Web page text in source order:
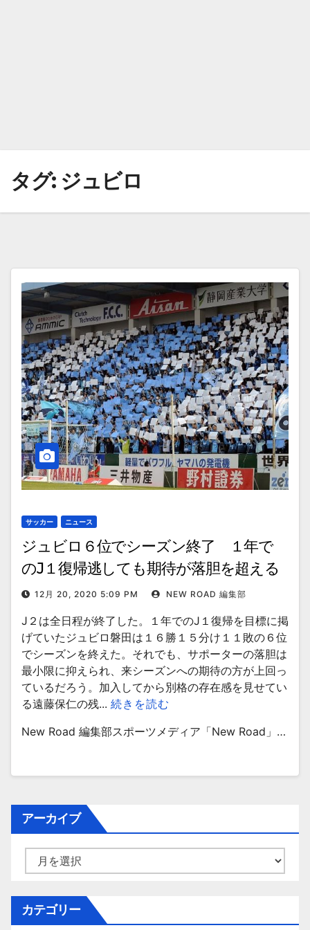
タグ: ジュビロ
サッカー ニュース
ジュビロ６位でシーズン終了 １年で
のJ１復帰逃しても期待が落胆を超える
わけ
12月 20, 2020 5:09 PM NEW ROAD 編集部
J２は全日程が終了した。１年でのJ１復帰を目標に掲
げていたジュビロ磐田は１６勝１５分け１１敗の６位
でシーズンを終えた。それでも、サポーターの落胆は
最小限に抑えられ、来シーズンへの期待の方が上回っ
ているだろう。加入してから別格の存在感を見せてい
る遠藤保仁の残... 続きを読む
New Road 編集部スポーツメディア「New Road」…
アーカイブ
ー
イ
ブ
カテゴリー